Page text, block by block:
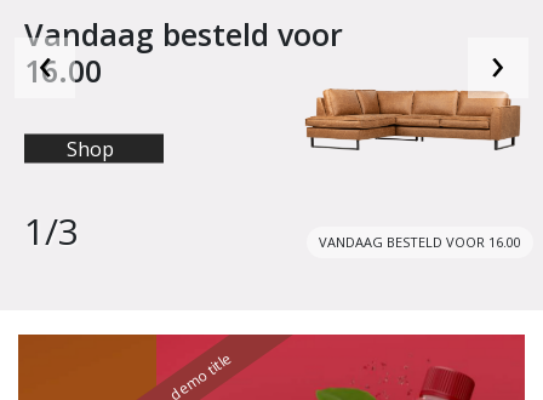
Vandaag besteld voor
16.00
Shop
VANDAAG BESTELD VOOR 16.00
1/3
‹ ›